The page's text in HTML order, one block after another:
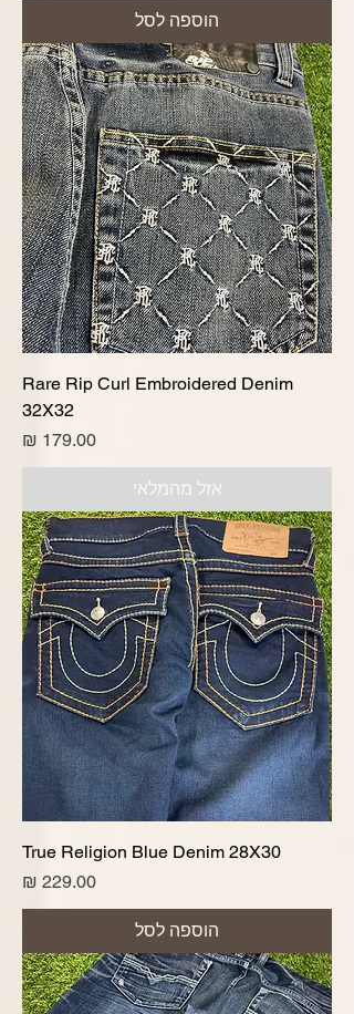
הוספה לסל
Rare Rip Curl Embroidered Denim
32X32
מחיר
אזל מהמלאי
True Religion Blue Denim 28X30
מחיר
הוספה לסל